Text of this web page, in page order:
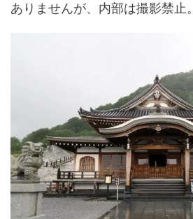
ありませんが、内部は撮影禁止。